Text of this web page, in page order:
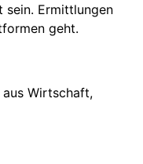
Ermittlungen
geht.
Wirtschaft,